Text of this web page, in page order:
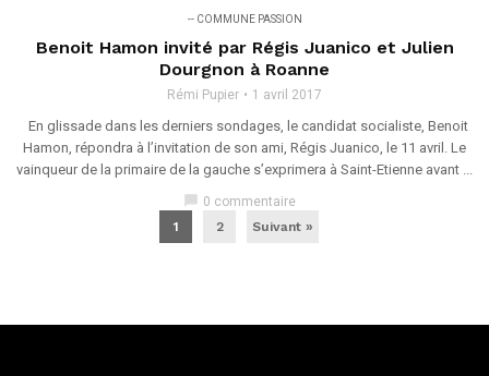
-- COMMUNE PASSION
Benoit Hamon invité par Régis Juanico et Julien
Dourgnon à Roanne
Rémi Pupier 1 avril 2017
En glissade dans les derniers sondages, le candidat socialiste, Benoit
Hamon, répondra à l’invitation de son ami, Régis Juanico, le 11 avril. Le
vainqueur de la primaire de la gauche s’exprimera à Saint-Etienne avant ...
chat_bubble 0 commentaire
1
2 Suivant »